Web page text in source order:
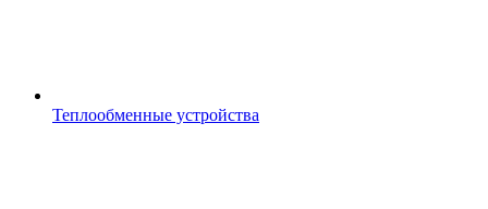
Теплообменные устройства